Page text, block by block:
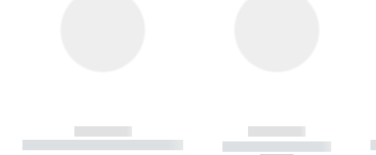
------------
----------- ----------- ----------
------------
----------- -----------